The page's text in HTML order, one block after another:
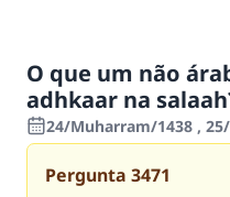
O que um não
adhkaar na
24/Muharram/1438 ,
Pergunta 3471